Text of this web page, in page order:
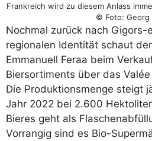
Frankreich wird zu diesem Anlass
© Foto: Georg
Nochmal zurück nach Gigors-
regionalen Identität schaut
Emmanuell Feraa beim
Biersortiments über das
Die Produktionsmenge steigt
Jahr 2022 bei 2.600
Bieres geht als
Vorrangig sind es Bio-